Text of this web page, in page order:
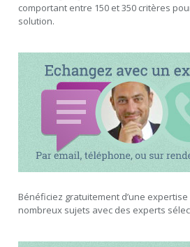
comportant entre 150 et 350 critères
solution.
Bénéficiez gratuitement d’une
nombreux sujets avec des experts